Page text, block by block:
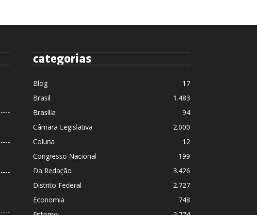
categorias
Blog
17
Brasil
1.483
Brasília
94
Câmara Legislativa
2.000
Coluna
12
Congresso Nacional
199
Da Redação
3.426
Distrito Federal
2.727
Economia
748